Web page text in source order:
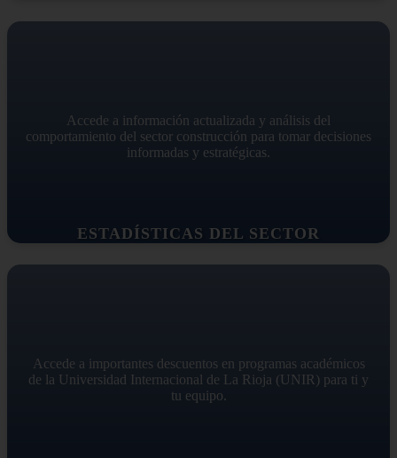
ESTADÍSTICAS DEL SECTOR
Accede a información actualizada y análisis del
comportamiento del sector construcción para tomar decisiones
informadas y estratégicas.
Accede a importantes descuentos en programas académicos
de la Universidad Internacional de La Rioja (UNIR) para ti y
tu equipo.